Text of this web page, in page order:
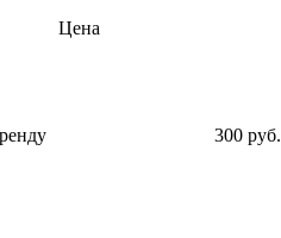
Цена
300 руб.